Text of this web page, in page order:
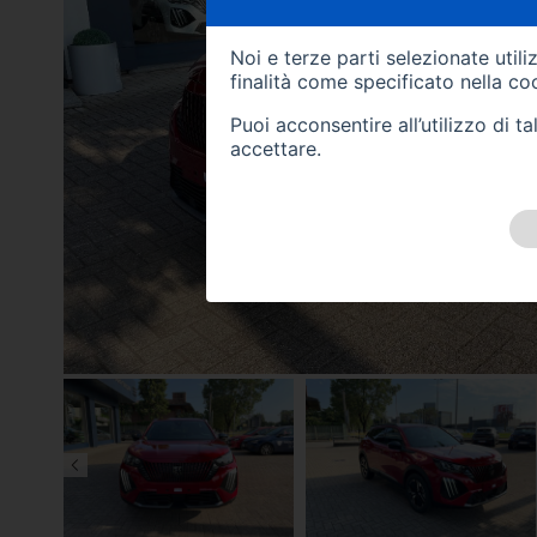
Noi e terze parti selezionate
finalità come specificato nella
Puoi acconsentire all’utilizzo di
accettare.